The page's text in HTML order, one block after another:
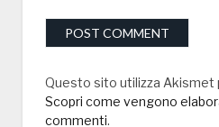
Questo sito utilizza Akismet
Scopri come vengono
commenti.